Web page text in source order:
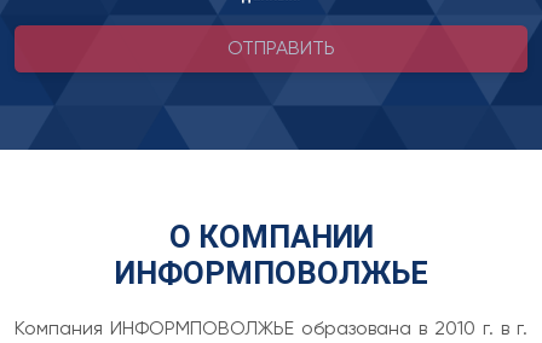
ОТПРАВИТЬ
О КОМПАНИИ
ИНФОРМПОВОЛЖЬЕ
Компания ИНФОРМПОВОЛЖЬЕ образована в 2010 г. в г.